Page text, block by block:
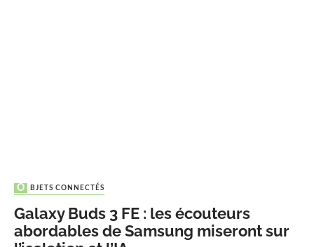
OBJETS CONNECTÉS
Galaxy Buds 3 FE : les écouteurs
abordables de Samsung miseront sur